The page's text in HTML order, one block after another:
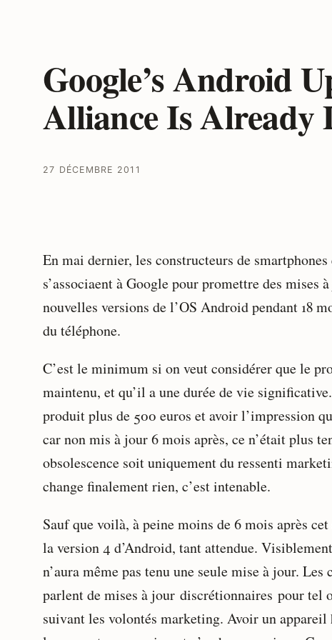
Google’s Android
Alliance Is Already
27 DÉCEMBRE 2011
En mai dernier, les constructeurs de
s’associaent à Google pour promettre des mises
nouvelles versions de l’OS Android pendant 18
du téléphone.
C’est le minimum si on veut considérer que le
maintenu, et qu’il a une durée de vie
produit plus de 500 euros et avoir l’impression
car non mis à jour 6 mois après, ce n’était plus
obsolescence soit uniquement du ressenti
change finalement rien, c’est intenable.
Sauf que voilà, à peine moins de 6 mois après
la version 4 d’Android, tant attendue.
n’aura même pas tenu une seule mise à jour. Les
parlent de mises à jour discrétionnaires pour tel
suivant les volontés marketing. Avoir un appareil